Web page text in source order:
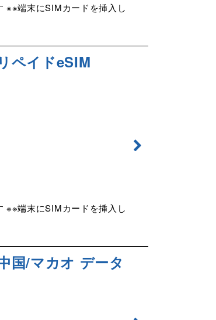
※※端末にSIMカードを挿入し
ペイドeSIM
※※端末にSIMカードを挿入し
国/マカオ データ